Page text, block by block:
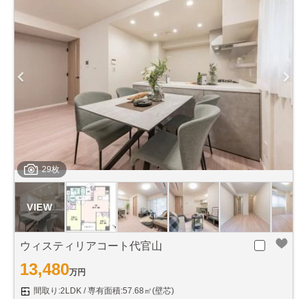
29枚
ウィスティリアコート代官山
13,480万円
間取り:2LDK
専有面積:57.68㎡(壁芯)